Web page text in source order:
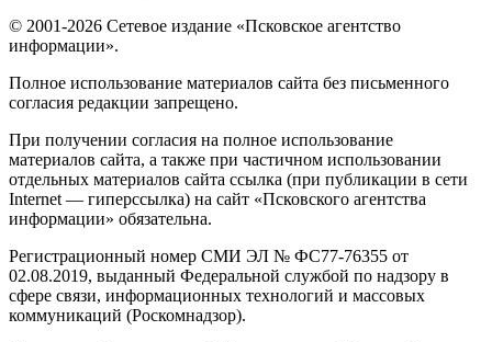
© 2001-2026 Сетевое издание «Псковское агентство
информации».
Полное использование материалов сайта без письменного
согласия редакции запрещено.
При получении согласия на полное использование
материалов сайта, а также при частичном использовании
отдельных материалов сайта ссылка (при публикации в сети
Internet — гиперссылка) на сайт «Псковского агентства
информации» обязательна.
Регистрационный номер СМИ ЭЛ № ФС77-76355 от
02.08.2019, выданный Федеральной службой по надзору в
сфере связи, информационных технологий и массовых
коммуникаций (Роскомнадзор).